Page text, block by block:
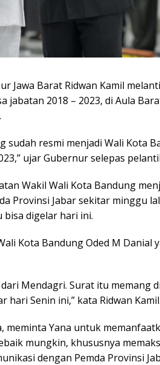
Jawa Barat Ridwan Kamil
jabatan 2018 – 2023, di Aula
sudah resmi menjadi Wali Kota
ujar Gubernur selepas
Wakil Wali Kota Bandung
Provinsi Jabar sekitar minggu
digelar hari ini.
Kota Bandung Oded M Danial
Mendagri. Surat itu memang
hari Senin ini,” kata Ridwan Kamil.
meminta Yana untuk
mungkin, khususnya
dengan Pemda Provinsi